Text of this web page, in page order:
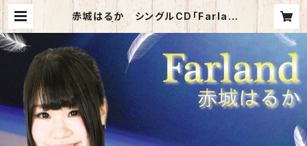
赤城はるか シングルCD「Farlan
d」 | JFP Online Shop